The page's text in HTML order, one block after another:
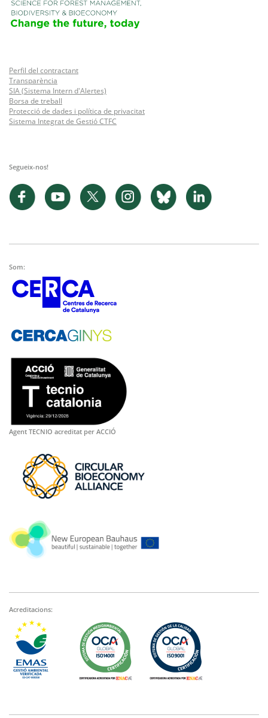
Perfil del contractant
Transparència
SIA (Sistema Intern d'Alertes)
Borsa de treball
Protecció de dades i política de privacitat
Sistema Integrat de Gestió CTFC
Segueix-nos!
Som:
Agent TECNIO acreditat per ACCIÓ
Acreditacions: